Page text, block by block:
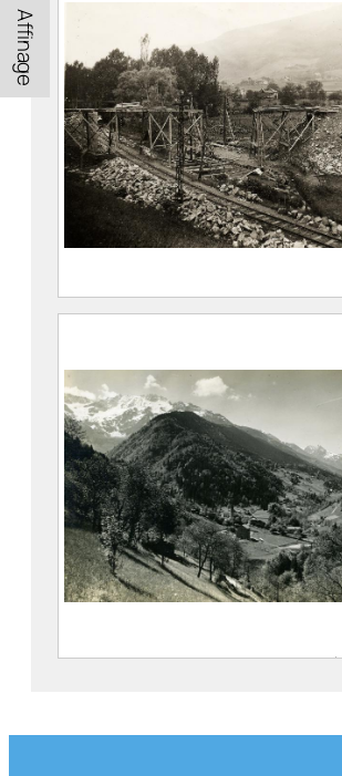
Affinage
FEUGIER, Albert Marius
Marcellin, 1893 –
Société Agfa
CE2020.1.423
Travaux de construction du
2021.0.127
Le village de Pinsot et les
FEUGIER, Albert Marius